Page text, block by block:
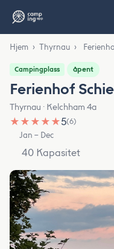
Hjem › Thyrnau ›
Campingplass åpent
Ferienhof
Thyrnau · Kelchham 4a
★ ★ ★ ★ ★5(6)
Jan – Dec
40 Kapasitet